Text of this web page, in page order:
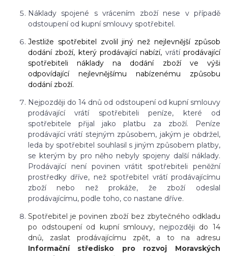
Náklady spojené s vrácením zboží nese v případě
odstoupení od kupní smlouvy spotřebitel.
Jestliže spotřebitel zvolil jiný než nejlevnější způsob
dodání zboží, který prodávající nabízí, vrátíprodávající
spotřebiteli náklady na dodání zboží ve výši
odpovídající nejlevnějšímu nabízenému způsobu
dodání zboží.
Nejpozději do 14 dnů od odstoupení od kupní smlouvy
prodávající vrátí spotřebiteli peníze, které od
spotřebitele přijal jako platbu za zboží. Peníze
prodávající vrátí stejným způsobem, jakým je obdržel,
leda by spotřebitel souhlasil s jiným způsobem platby,
se kterým by pro něho nebyly spojeny další náklady.
Prodávající není povinen vrátit spotřebiteli peněžní
prostředky dříve, než spotřebitel vrátí prodávajícímu
zboží nebo než prokáže, že zboží odeslal
prodávajícímu, podle toho, co nastane dříve.
Spotřebitel je povinen zboží bez zbytečného odkladu
po odstoupení od kupní smlouvy, nejpozději do 14
dnů, zaslat prodávajícímu zpět, a to na adresu
Informační středisko pro rozvoj Moravských